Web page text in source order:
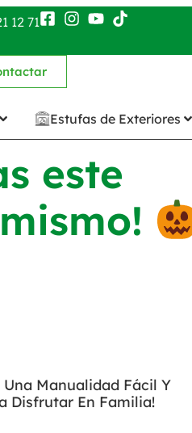
12 71
Estufas de Exteriores
este
Manualidad Fácil Y
Disfrutar En Familia!